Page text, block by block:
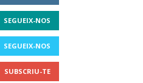
SEGUEIX-NOS
SEGUEIX-NOS
SUBSCRIU-TE